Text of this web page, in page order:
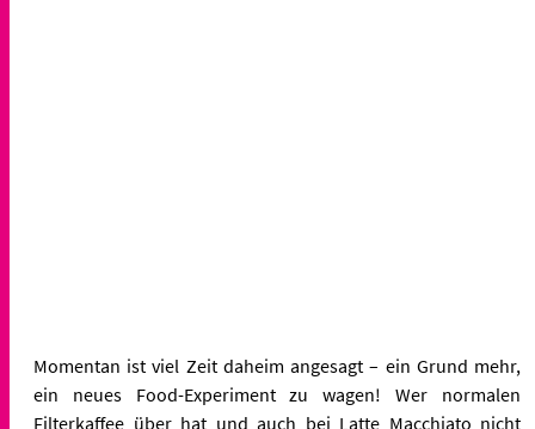
Momentan ist viel Zeit daheim angesagt – ein Grund mehr,
ein neues Food-Experiment zu wagen! Wer normalen
Filterkaffee über hat und auch bei Latte Macchiato nicht